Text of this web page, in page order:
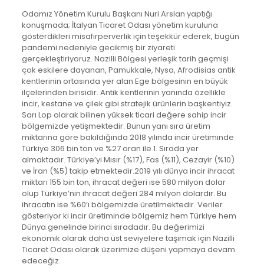
Odamız Yönetim Kurulu Başkanı Nuri Arslan yaptığı
konuşmada; İtalyan Ticaret Odası yönetim kuruluna
gösterdikleri misafirperverlik için teşekkür ederek, bugün
pandemi nedeniyle gecikmiş bir ziyareti
gerçekleştiriyoruz. Nazilli Bölgesi yerleşik tarih geçmişi
çok eskilere dayanan, Pamukkale, Nysa, Afrodisias antik
kentlerinin ortasında yer alan Ege bölgesinin en büyük
ilçelerinden birisidir. Antik kentlerinin yanında özellikle
incir, kestane ve çilek gibi stratejik ürünlerin başkentiyiz.
Sarı Lop olarak bilinen yüksek ticari değere sahip incir
bölgemizde yetişmektedir. Bunun yanı sıra üretim
miktarına göre bakıldığında 2018 yılında incir üretiminde
Türkiye 306 bin ton ve %27 oran ile 1. Sırada yer
almaktadır. Türkiye’yi Mısır (%17), Fas (%11), Cezayir (%10)
ve İran (%5) takip etmektedir.2019 yılı dünya incir ihracat
miktarı 155 bin ton, ihracat değeri ise 580 milyon dolar
olup Türkiye’nin ihracat değeri 284 milyon dolardır. Bu
ihracatın ise %60’ı bölgemizde üretilmektedir. Veriler
gösteriyor ki incir üretiminde bölgemiz hem Türkiye hem
Dünya genelinde birinci sıradadır. Bu değerimizi
ekonomik olarak daha üst seviyelere taşımak için Nazilli
Ticaret Odası olarak üzerimize düşeni yapmaya devam
edeceğiz.